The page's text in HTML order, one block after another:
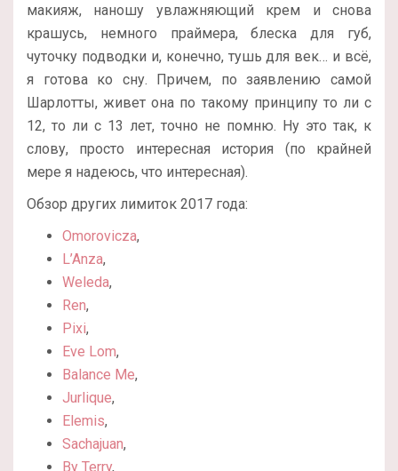
макияж, наношу увлажняющий крем и снова
крашусь, немного праймера, блеска для губ,
чуточку подводки и, конечно, тушь для век… и всё,
я готова ко сну. Причем, по заявлению самой
Шарлотты, живет она по такому принципу то ли с
12, то ли с 13 лет, точно не помню. Ну это так, к
слову, просто интересная история (по крайней
мере я надеюсь, что интересная).
Обзор других лимиток 2017 года:
Omorovicza,
L’Anza,
Weleda,
Ren,
Pixi,
Eve Lom,
Balance Me,
Jurlique,
Elemis,
Sachajuan,
By Terry,